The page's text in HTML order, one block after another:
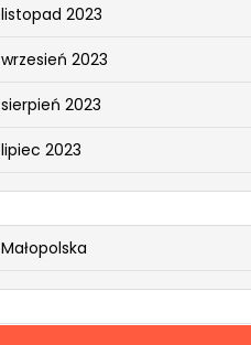
listopad 2023
wrzesień 2023
sierpień 2023
lipiec 2023
Małopolska